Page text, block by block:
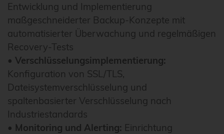
Entwicklung und Implementierung
maßgeschneiderter Backup-Konzepte mit
automatisierter Überwachung und regelmäßigen
Recovery-Tests
• Verschlüsselungsimplementierung:
Konfiguration von SSL/TLS,
Dateisystemverschlüsselung und
spaltenbasierter Verschlüsselung nach
Industriestandards
• Monitoring und Alerting: Einrichtung